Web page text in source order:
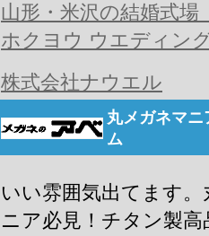
山形・米沢の結婚式
ホクヨウ ウエディン
株式会社ナウエル
丸メガネマ
ム
いい雰囲気出てます
ニア必見！チタン製